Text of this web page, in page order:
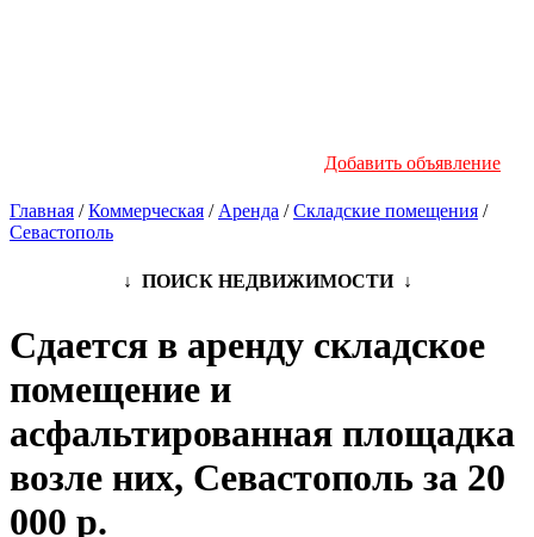
Добавить объявление
Главная /Коммерческая / Аренда /Складские помещения /
Севастополь
↓ ПОИСК НЕДВИЖИМОСТИ ↓
Сдается в аренду складское
помещение и
асфальтированная площадка
возле них, Севастополь за 20
000 р.